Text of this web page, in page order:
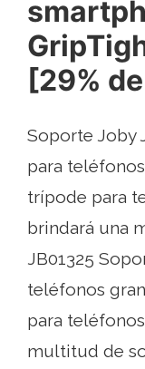
[29%
Soporte Joby
para
trípode para
brindará una
JB01325
teléfonos
para
multitud de